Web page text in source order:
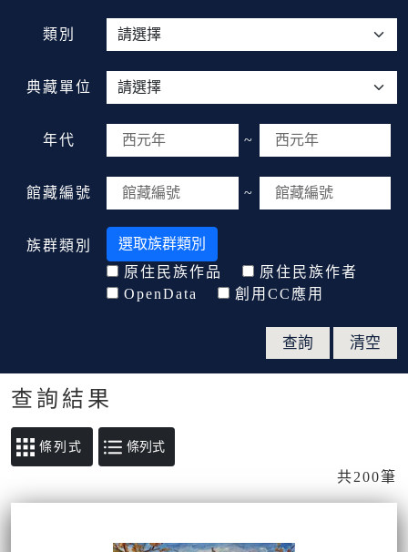
類別
典藏單位
年代 ~
館藏編號 ~
族群類別
選取族群類別
原住民族作品
原住民族作者
OpenData
創用CC應用
查詢結果
條列式
共200筆